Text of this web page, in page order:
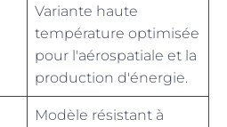
Variante haute
température optimisée
pour l'aérospatiale et la
production d'énergie.
Modèle résistant à